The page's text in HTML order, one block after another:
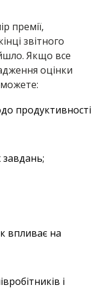
премії,
звітного
Якщо все
оцінки
продуктивності
впливає на
і